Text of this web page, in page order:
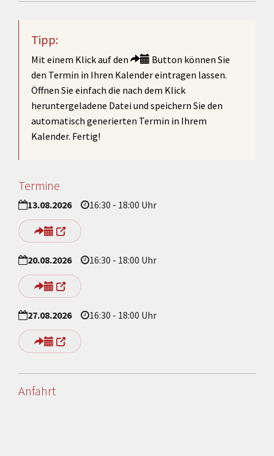
Tipp:
Mit einem Klick auf den
Button können Sie
den Termin in Ihren Kalender eintragen lassen.
Öffnen Sie einfach die nach dem Klick
heruntergeladene Datei und speichern Sie den
automatisch generierten Termin in Ihrem
Kalender. Fertig!
Termine
13.08.2026 16:30 - 18:00 Uhr
20.08.2026 16:30 - 18:00 Uhr
27.08.2026 16:30 - 18:00 Uhr
Anfahrt